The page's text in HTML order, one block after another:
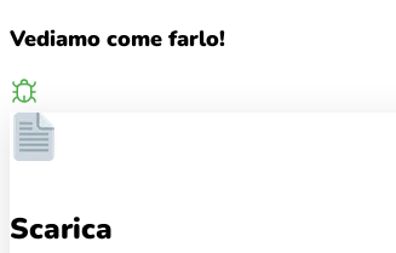
Vediamo come farlo!
Scarica